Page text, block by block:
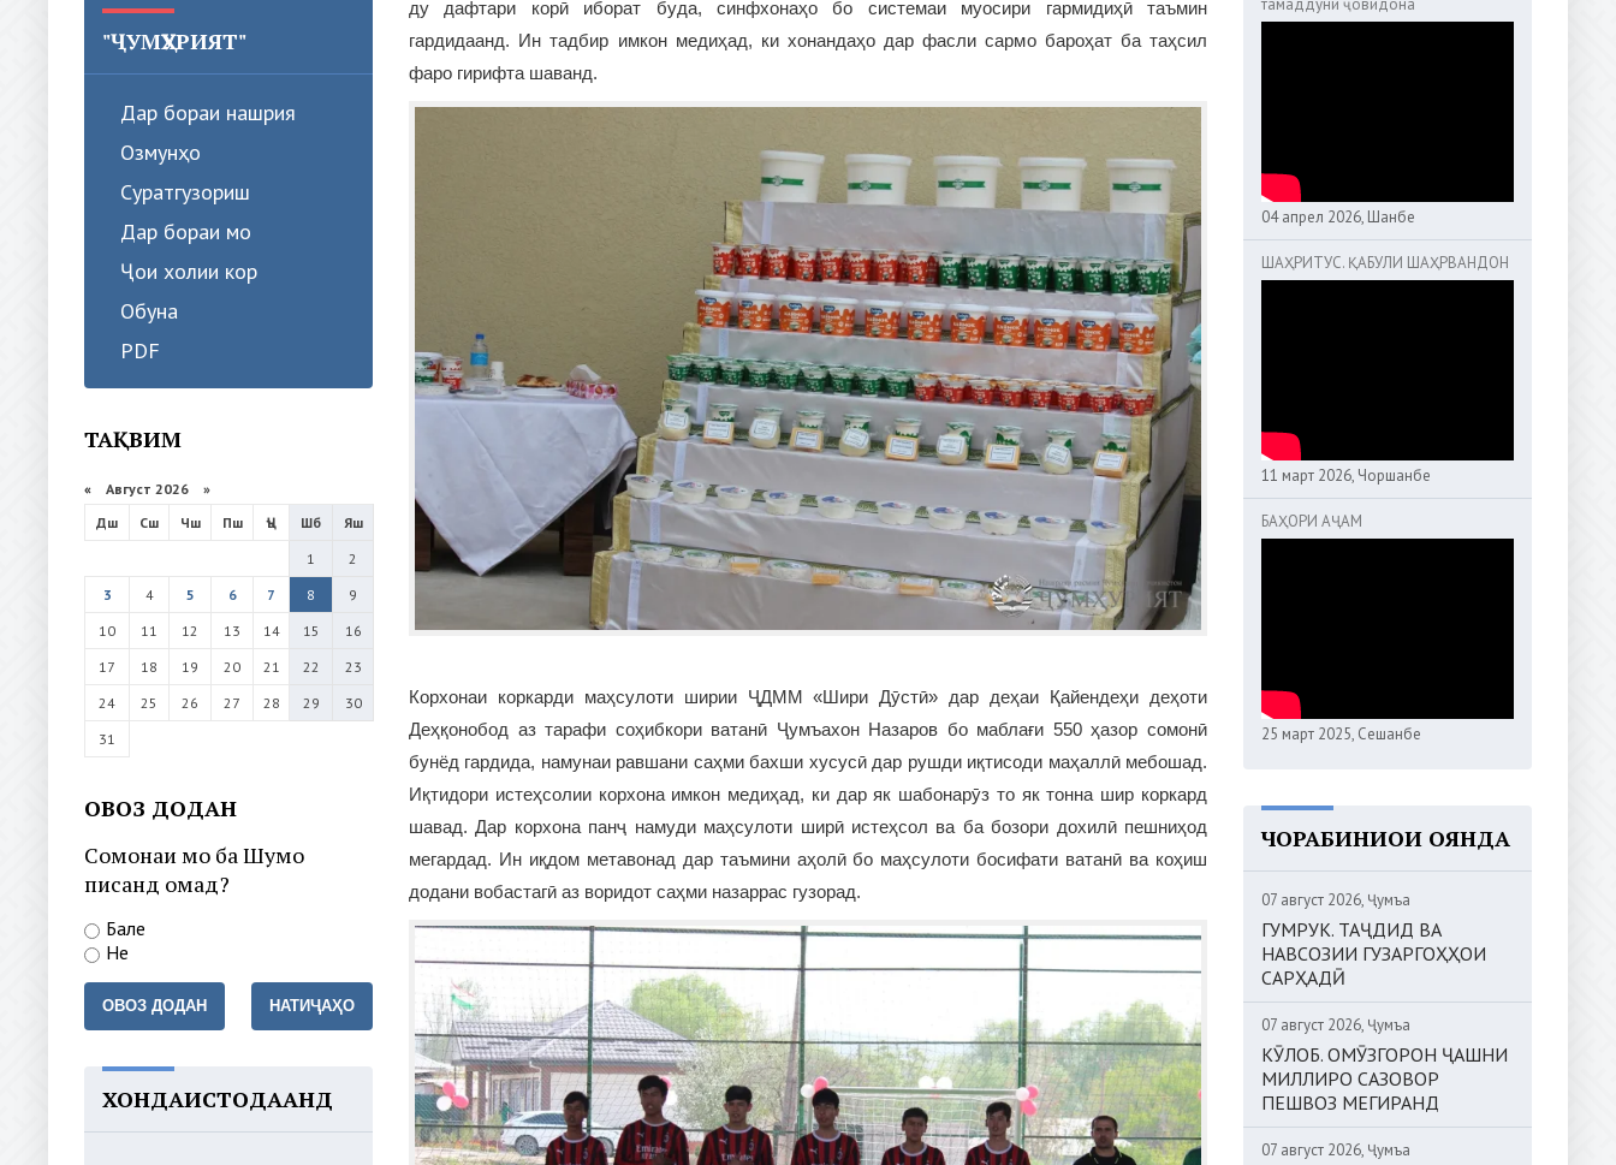
"ҶУМҲУРИЯТ"
Дар бораи нашрия
Озмунҳо
Суратгузориш
Дар бораи мо
Ҷои холии кор
Обуна
PDF
ТАҚВИМ
« Август 2026 »
Дш
Сш Чш Пш Ҷъ Шб
Яш
1
2
3
4 5 6 7 8
9
10
11 12 13 14 15
16
17
18 19 20 21 22
23
24
25 26 27 28 29
30
31
ОВОЗ ДОДАН
Сомонаи мо ба Шумо
писанд омад?
Бале
Не
ОВОЗ ДОДАН НАТИҶАҲО
ХОНДАИСТОДААНД
ду дафтари корӣ иборат буда, синфхонаҳо бо системаи муосири гармидиҳӣ таъмин
гардидаанд. Ин тадбир имкон медиҳад, ки хонандаҳо дар фасли сармо бароҳат ба таҳсил
фаро гирифта шаванд.
Корхонаи коркарди маҳсулоти ширии ҶДММ «Шири Дӯстӣ» дар деҳаи Қайендеҳи деҳоти
Деҳқонобод аз тарафи соҳибкори ватанӣ Ҷумъахон Назаров бо маблағи 550 ҳазор сомонӣ
бунёд гардида, намунаи равшани саҳми бахши хусусӣ дар рушди иқтисоди маҳаллӣ мебошад.
Иқтидори истеҳсолии корхона имкон медиҳад, ки дар як шабонарӯз то як тонна шир коркард
шавад. Дар корхона панҷ намуди маҳсулоти ширӣ истеҳсол ва ба бозори дохилӣ пешниҳод
мегардад. Ин иқдом метавонад дар таъмини аҳолӣ бо маҳсулоти босифати ватанӣ ва коҳиш
додани вобастагӣ аз воридот саҳми назаррас гузорад.
04 апрел 2026, Шанбе
ШАҲРИТУС. ҚАБУЛИ ШАҲРВАНДОН
11 март 2026, Чоршанбе
БАҲОРИ АҶАМ
25 март 2025, Сешанбе
ЧОРАБИНИҲОИ ОЯНДА
07 август 2026, Ҷумъа
ГУМРУК. ТАҶДИД ВА
НАВСОЗИИ ГУЗАРГОҲҲОИ
САРҲАДӢ
07 август 2026, Ҷумъа
КӮЛОБ. ОМӮЗГОРОН ҶАШНИ
МИЛЛИРО САЗОВОР
ПЕШВОЗ МЕГИРАНД
07 август 2026, Ҷумъа